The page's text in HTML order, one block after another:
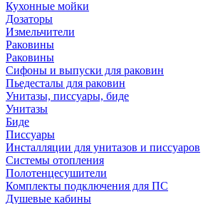
Кухонные мойки
Дозаторы
Измельчители
Раковины
Раковины
Сифоны и выпуски для раковин
Пьедесталы для раковин
Унитазы, писсуары, биде
Унитазы
Биде
Писсуары
Инсталляции для унитазов и писсуаров
Системы отопления
Полотенцесушители
Комплекты подключения для ПС
Душевые кабины